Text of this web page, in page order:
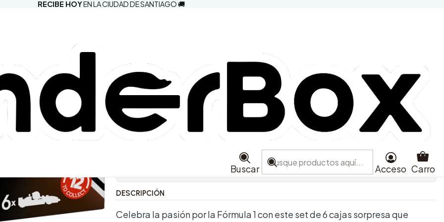
RECIBE HOYEN LA CIUDAD DE SANTIAGO 🚚
Buscar Acceso Carro
Pack de 6 (66796)
5.0 1 reseña
Agregar al Carro
Comprar ahora
Agregar a la lista de favoritos
Mostrar stock de ubicaciones
DESCRIPCIÓN
Celebra la pasión por la Fórmula 1 con este set de 6 cajas sorpresa que